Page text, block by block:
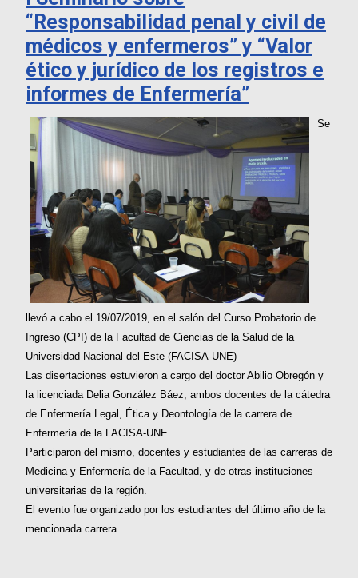
“Responsabilidad penal y civil de
médicos y enfermeros” y “Valor
ético y jurídico de los registros e
informes de Enfermería”
Se
llevó a cabo el 19/07/2019, en el salón del Curso Probatorio de
Ingreso (CPI) de la Facultad de Ciencias de la Salud de la
Universidad Nacional del Este (FACISA-UNE)
Las disertaciones estuvieron a cargo del doctor Abilio Obregón y
la licenciada Delia González Báez, ambos docentes de la cátedra
de Enfermería Legal, Ética y Deontología de la carrera de
Enfermería de la FACISA-UNE.
Participaron del mismo, docentes y estudiantes de las carreras de
Medicina y Enfermería de la Facultad, y de otras instituciones
universitarias de la región.
El evento fue organizado por los estudiantes del último año de la
mencionada carrera.